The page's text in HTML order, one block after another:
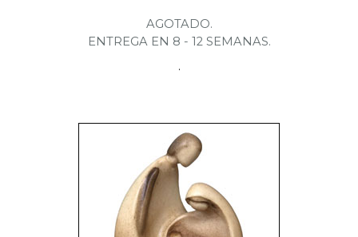
AGOTADO.
ENTREGA EN 8 - 12 SEMANAS.
.